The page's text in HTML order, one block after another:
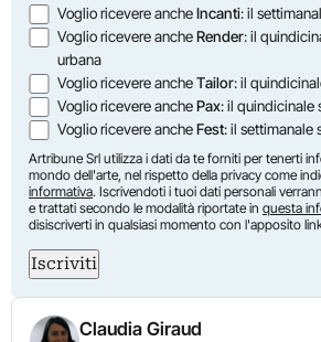
Voglio ricevere ancheIncanti: il
Voglio ricevere ancheRender: il
urbana
Voglio ricevere ancheTailor: il
Voglio ricevere anchePax: il quindicinale
Voglio ricevere ancheFest: il settimanale
Artribune Srl utilizza i dati da te forniti per tenerti
mondo dell'arte, nel rispetto della privacy come
informativa. Iscrivendoti i tuoi dati personali
e trattati secondo le modalità riportate in questa
disiscriverti in qualsiasi momento con l'apposito
Iscriviti
Claudia Giraud